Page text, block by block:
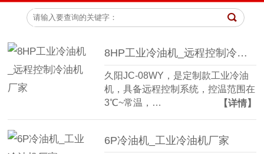
8HP工业冷油机_远程控制冷油机厂家
久阳JC-08WY，是定制款工业冷油
机，具备远程控制系统，控温范围在
3℃~常温，…
【详情】
6P冷油机_工业冷油机厂家